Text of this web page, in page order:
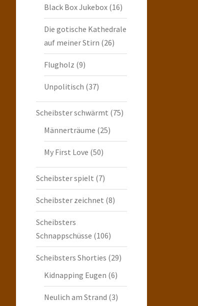
Black Box Jukebox(16)
Die gotische Kathedrale
auf meiner Stirn (26)
Flugholz (9)
Unpolitisch (37)
Scheibster schwärmt (75)
Männerträume (25)
My First Love (50)
Scheibster spielt (7)
Scheibster zeichnet (8)
Scheibsters
Schnappschüsse (106)
Scheibsters Shorties (29)
Kidnapping Eugen (6)
Neulich am Strand (3)